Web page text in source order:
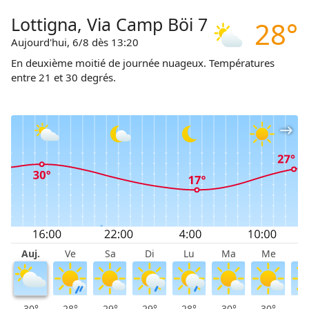
réductions sur les entrées aux musées et les
téléphériques et les remontées mécaniques.
28°
Lottigna, Via Camp Böi 7
Aujourd'hui, 6/8 dès 13:20
En deuxième moitié de journée nuageux. Températures
entre 21 et 30 degrés.
Auj. Ve Sa Di Lu Ma Me